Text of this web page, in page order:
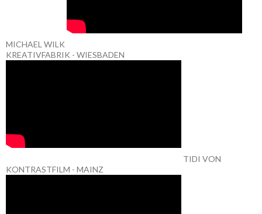
MICHAEL WILK
KREATIVFABRIK - WIESBADEN
TIDI VON
KONTRASTFILM - MAINZ